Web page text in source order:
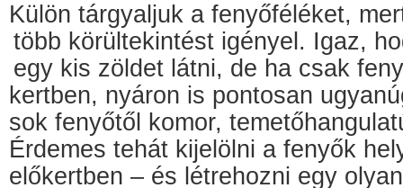
Külön tárgyaljuk a fenyőféléket,
több körültekintést igényel. Igaz,
egy kis zöldet látni, de ha csak
kertben, nyáron is pontosan
sok fenyőtől komor,
Érdemes tehát kijelölni a fenyők
előkertben – és létrehozni egy